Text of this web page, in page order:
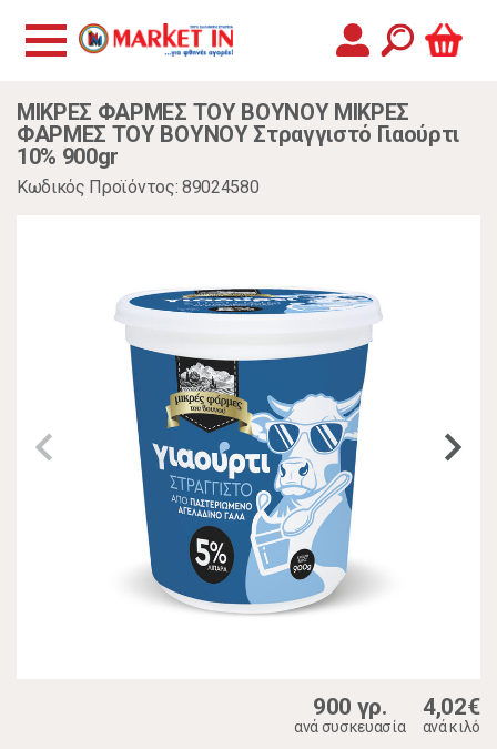
ΜΙΚΡΕΣ ΦΑΡΜΕΣ ΤΟΥ ΒΟΥΝΟΥ ΜΙΚΡΕΣ
ΦΑΡΜΕΣ ΤΟΥ ΒΟΥΝΟΥ Στραγγιστό Γιαούρτι
10% 900gr
Κωδικός Προϊόντος: 89024580
900 γρ.
ανά συσκευασία
4,02€
ανά κιλό